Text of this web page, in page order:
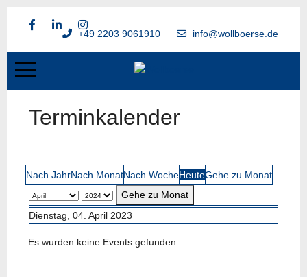
+49 2203 9061910 info@wollboerse.de
Terminkalender
Nach JahrNach MonatNach WocheHeuteGehe zu Monat
Gehe zu Monat
Dienstag, 04. April 2023
Es wurden keine Events gefunden